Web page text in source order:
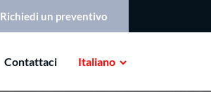
Richiedi un preventivo
Contattaci Italiano